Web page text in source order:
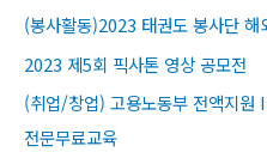
(봉사활동)2023 태권도 봉사단 해
2023 제5회 픽사톤 영상 공모전
(취업/창업) 고용노동부 전액지원
전문무료교육​